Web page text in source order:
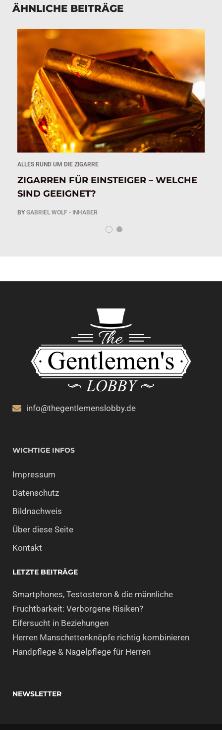
ÄHNLICHE BEITRÄGE
ALLES RUND UM DIE ZIGARRE
ZIGARREN FÜR EINSTEIGER – WELCHE
SIND GEEIGNET?
BY GABRIEL WOLF - INHABER
info@thegentlemenslobby.de
WICHTIGE INFOS
Impressum
Datenschutz
Bildnachweis
Über diese Seite
Kontakt
LETZTE BEITRÄGE
Smartphones, Testosteron & die männliche
Fruchtbarkeit: Verborgene Risiken?
Eifersucht in Beziehungen
Herren Manschettenknöpfe richtig kombinieren
Handpflege & Nagelpflege für Herren
NEWSLETTER